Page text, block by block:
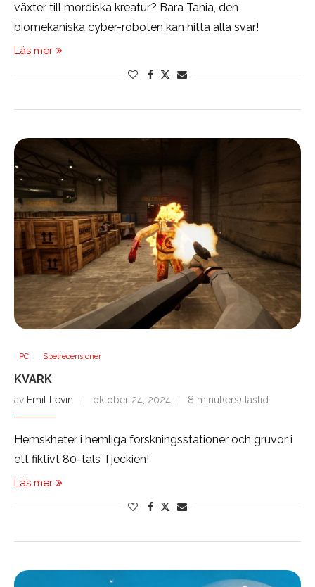
växter till mordiska kreatur? Bara Tania, den
biomekaniska cyber-roboten kan hitta alla svar!
Läs mer
PC Spelrecensioner
KVARK
av Emil Levin oktober 24, 2024 8 minut(ers) lästid
Hemskheter i hemliga forskningsstationer och gruvor i
ett fiktivt 80-tals Tjeckien!
Läs mer